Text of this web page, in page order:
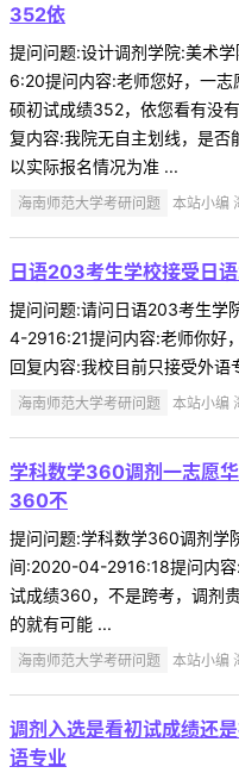
352依
提问问题:设计调剂学院:美术
6:20提问内容:老师您好，一
硕初试成绩352，依您看有没
复内容:我院无自主划线，是否
以实际报名情况为准 ...
海南师范大学考研问题 本站小编
日语203考生学校接受日
提问问题:请问日语203考生
4-2916:21提问内容:老师你好
回复内容:我校目前只接受外语
海南师范大学考研问题 本站小编
学科数学360调剂一志愿
360不
提问问题:学科数学360调剂学
间:2020-04-2916:18提问内容
试成绩360，不是跨考，调剂
的就有可能 ...
海南师范大学考研问题 本站小编
调剂入选是看初试成绩还
语专业